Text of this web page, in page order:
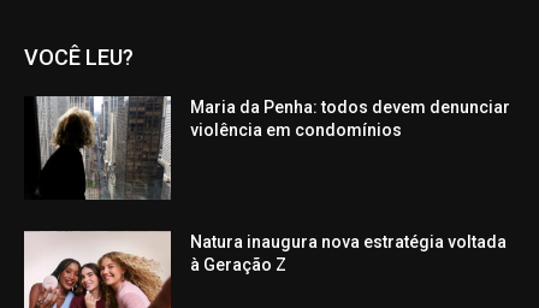
VOCÊ LEU?
Maria da Penha: todos devem denunciar
violência em condomínios
Natura inaugura nova estratégia voltada
à Geração Z